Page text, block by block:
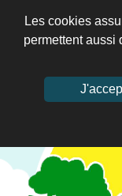
Les cookies
permettent aussi